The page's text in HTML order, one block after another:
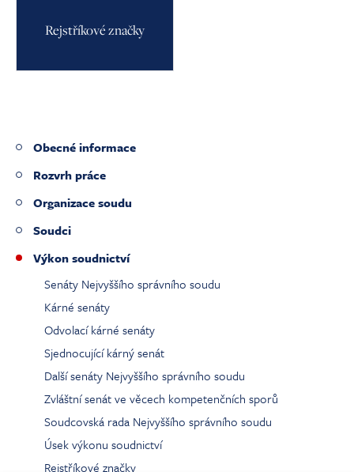
Rejstříkové značky
Obecné informace
Rozvrh práce
Organizace soudu
Soudci
Výkon soudnictví(current)
Senáty Nejvyššího správního soudu
Kárné senáty
Odvolací kárné senáty
Sjednocující kárný senát
Další senáty Nejvyššího správního soudu
Zvláštní senát ve věcech kompetenčních sporů
Soudcovská rada Nejvyššího správního soudu
Úsek výkonu soudnictví
Rejstříkové značky